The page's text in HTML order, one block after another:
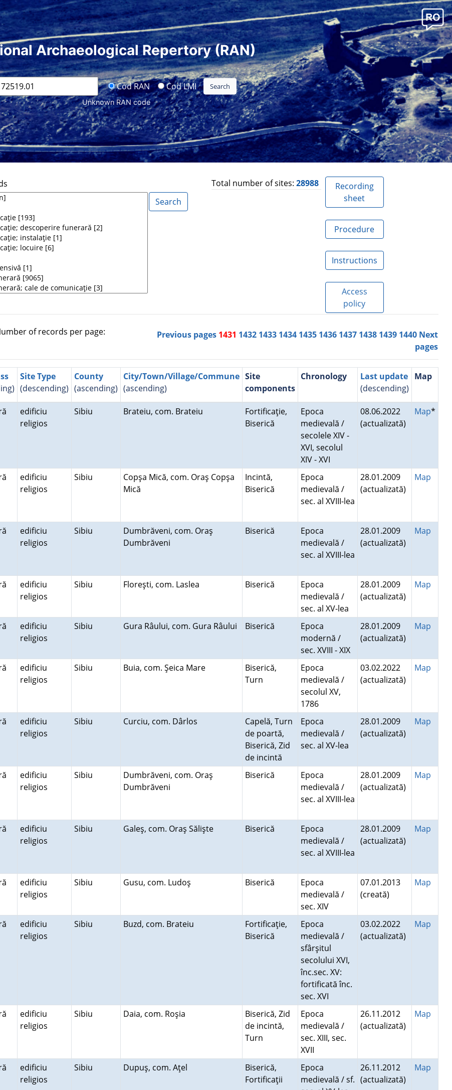
Archaeological Repertory (RAN)
Cod RAN Cod LMI
Unknown RAN code
Total number of sites: 28988
Recording
sheet
Procedure
Instructions
Access
policy
of records per page: Previous pages 1431 1432 1433 1434 1435 1436 1437 1438 1439 1440 Next
pages
Site Type
(descending)
County
(ascending)
City/Town/Village/Commune
(ascending)
Site
components
Chronology
Last update
(descending)
Map
edificiu
religios
Sibiu Brateiu, com. Brateiu
Fortificaţie,
Biserică
Epoca
medievală /
secolele XIV -
XVI, secolul
XIV - XVI
08.06.2022
(actualizată)
Map*
edificiu
religios
Sibiu
Copşa Mică, com. Oraş Copşa
Mică
Incintă,
Biserică
Epoca
medievală /
sec. al XVIII-lea
28.01.2009
(actualizată)
Map
edificiu
religios
Sibiu
Dumbrăveni, com. Oraş
Dumbrăveni
Biserică
Epoca
medievală /
sec. al XVIII-lea
28.01.2009
(actualizată)
Map
edificiu
religios
Sibiu Floreşti, com. Laslea Biserică
Epoca
medievală /
sec. al XV-lea
28.01.2009
(actualizată)
Map
edificiu
religios
Sibiu Gura Râului, com. Gura Râului Biserică
Epoca
modernă /
sec. XVIII - XIX
28.01.2009
(actualizată)
Map
edificiu
religios
Sibiu Buia, com. Şeica Mare
Biserică,
Turn
Epoca
medievală /
secolul XV,
1786
03.02.2022
(actualizată)
Map
edificiu
religios
Sibiu Curciu, com. Dârlos
Capelă, Turn
de poartă,
Biserică, Zid
de incintă
Epoca
medievală /
sec. al XV-lea
28.01.2009
(actualizată)
Map
edificiu
religios
Sibiu
Dumbrăveni, com. Oraş
Dumbrăveni
Biserică
Epoca
medievală /
sec. al XVIII-lea
28.01.2009
(actualizată)
Map
edificiu
religios
Sibiu Galeş, com. Oraş Sălişte Biserică
Epoca
medievală /
sec. al XVIII-lea
28.01.2009
(actualizată)
Map
edificiu
religios
Sibiu Gusu, com. Ludoş Biserică
Epoca
medievală /
sec. XIV
07.01.2013
(creată)
Map
edificiu
religios
Sibiu Buzd, com. Brateiu
Fortificaţie,
Biserică
Epoca
medievală /
sfârşitul
secolului XVI,
înc.sec. XV:
fortificată înc.
sec. XVI
03.02.2022
(actualizată)
Map
edificiu
religios
Sibiu Daia, com. Roşia
Biserică, Zid
de incintă,
Turn
Epoca
medievală /
sec. XIII, sec.
XVII
26.11.2012
(actualizată)
Map
edificiu
religios
Sibiu Dupuş, com. Aţel
Biserică,
Fortificaţii
Epoca
medievală / sf.
26.11.2012
(actualizată)
Map